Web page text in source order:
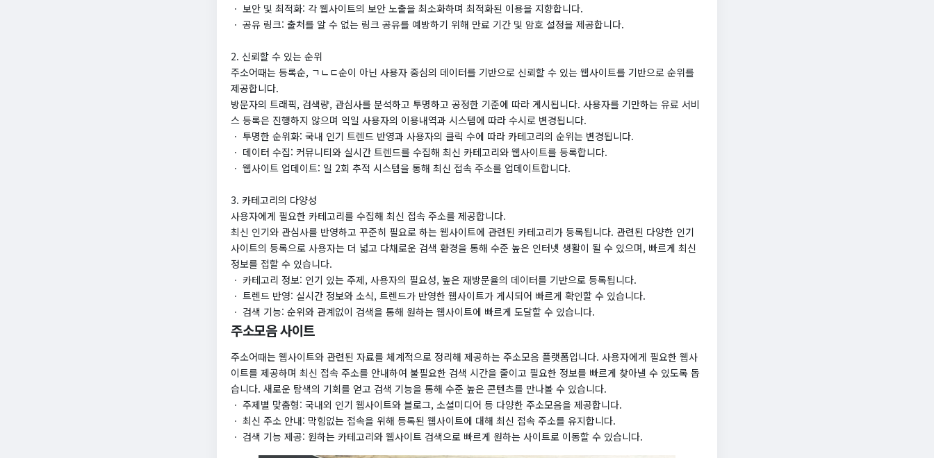
ㆍ 보안 및 최적화: 각 웹사이트의 보안 노출을 최소화하며 최적화된 이용을 지향합니다.
ㆍ 공유 링크: 출처를 알 수 없는 링크 공유를 예방하기 위해 만료 기간 및 암호 설정을 제공합니다.
2. 신뢰할 수 있는 순위
​주소어때는 등록순, ㄱㄴㄷ순이 아닌 사용자 중심의 데이터를 기반으로 신뢰할 수 있는 웹사이트를 기반으로 순위를
제공합니다.
방문자의 트래픽, 검색량, 관심사를 분석하고 투명하고 공정한 기준에 따라 게시됩니다. 사용자를 기만하는 유료 서비
스 등록은 진행하지 않으며 익일 사용자의 이용내역과 시스템에 따라 수시로 변경됩니다.
ㆍ 투명한 순위화: 국내 인기 트렌드 반영과 사용자의 클릭 수에 따라 카테고리의 순위는 변경됩니다.
ㆍ 데이터 수집: 커뮤니티와 실시간 트렌드를 수집해 최신 카테고리와 웹사이트를 등록합니다.
ㆍ 웹사이트 업데이트: 일 2회 추적 시스템을 통해 최신 접속 주소를 업데이트합니다.
3. 카테고리의 다양성
​사용자에게 필요한 카테고리를 수집해 최신 접속 주소를 제공합니다.
최신 인기와 관심사를 반영하고 꾸준히 필요로 하는 웹사이트에 관련된 카테고리가 등록됩니다. 관련된 다양한 인기
사이트의 등록으로 사용자는 더 넓고 다채로운 검색 환경을 통해 수준 높은 인터넷 생활이 될 수 있으며, 빠르게 최신
정보를 접할 수 있습니다.
​ㆍ 카테고리 정보: 인기 있는 주제, 사용자의 필요성, 높은 재방문율의 데이터를 기반으로 등록됩니다.
ㆍ 트렌드 반영: 실시간 정보와 소식, 트렌드가 반영한 웹사이트가 게시되어 빠르게 확인할 수 있습니다.
ㆍ 검색 기능: 순위와 관계없이 검색을 통해 원하는 웹사이트에 빠르게 도달할 수 있습니다.
주소모음 사이트
주소어때는 웹사이트와 관련된 자료를 체계적으로 정리해 제공하는 주소모음 플랫폼입니다. 사용자에게 필요한 웹사
이트를 제공하며 최신 접속 주소를 안내하여 불필요한 검색 시간을 줄이고 필요한 정보를 빠르게 찾아낼 수 있도록 돕
습니다. 새로운 탐색의 기회를 얻고 검색 기능을 통해 수준 높은 콘텐츠를 만나볼 수 있습니다.
​ㆍ 주제별 맞춤형: 국내외 인기 웹사이트와 블로그, 소셜미디어 등 다양한 주소모음을 제공합니다.
ㆍ 최신 주소 안내: 막힘없는 접속을 위해 등록된 웹사이트에 대해 최신 접속 주소를 유지합니다.
ㆍ 검색 기능 제공: 원하는 카테고리와 웹사이트 검색으로 빠르게 원하는 사이트로 이동할 수 있습니다.